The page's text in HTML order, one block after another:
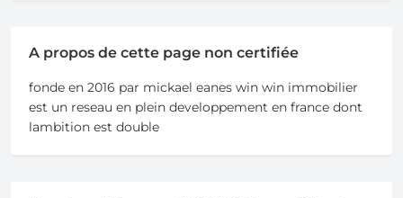
A propos de cette page non certifiée
fonde en 2016 par mickael eanes win win immobilier
est un reseau en plein developpement en france dont
lambition est double